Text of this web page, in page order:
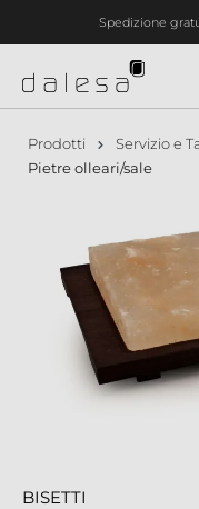
principaleSpedizione
Prodotti Servizio e
Pietre olleari/sale
BISETTI